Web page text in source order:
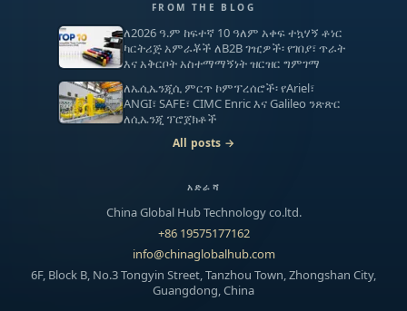
FROM THE BLOG
ለ2026 ዓ.ም ከፍተኛ 10 ዓለም አቀፍ ተኳሃኝ ቶነር
ካርትሪጅ አምራቾች ለB2B ገዢዎች፡ የገበያ፣ ጥራት
እና አቅርቦት አስተማማኝነት ዝርዝር ግምገማ
ለኤሲኤንጂሲ ምርጥ ኮምፕረሰሮች፡ የAriel፣
ANGI፣ SAFE፣ CIMC Enric እና Galileo ንጽጽር
ለሲኤንጂ ፕሮጀክቶች
All posts →
አድራሻ
China Global Hub Technology co.ltd.
+86 19575177162
info@chinaglobalhub.com
6F, Block B, No.3 Tongyin Street, Tanzhou Town, Zhongshan City,
Guangdong, China